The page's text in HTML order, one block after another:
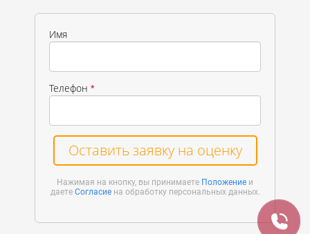
Имя
Телефон *
Оставить заявку на оценку
Нажимая на кнопку, вы принимаете Положение и
даете Согласиена обработку персональных данных.